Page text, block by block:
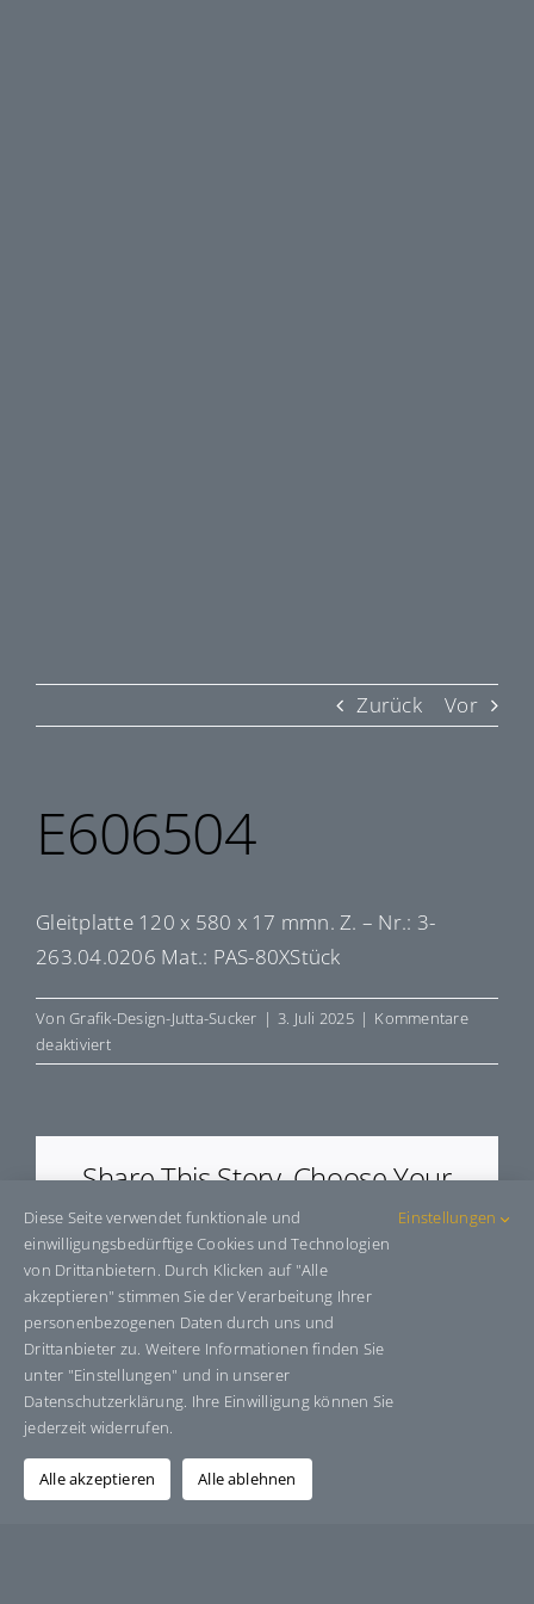
Zurück Vor
E606504
Gleitplatte 120 x 580 x 17 mmn. Z. – Nr.: 3-
263.04.0206 Mat.: PAS-80XStück
VonGrafik-Design-Jutta-Sucker | 3. Juli 2025 | Kommentare
deaktiviertfür
E606504
Share This Story, Choose Your
Platform!
Facebook Bluesky WhatsAppTelegram
E-
Mail
Über den Autor: Grafik-Design-Jutta-Sucker
Diese Seite verwendet funktionale und
einwilligungsbedürftige Cookies und Technologien
von Drittanbietern. Durch Klicken auf "Alle
akzeptieren" stimmen Sie der Verarbeitung Ihrer
personenbezogenen Daten durch uns und
Drittanbieter zu. Weitere Informationen finden Sie
unter "Einstellungen" und in unserer
Datenschutzerklärung. Ihre Einwilligung können Sie
jederzeit widerrufen.
Einstellungen
Alle akzeptieren Alle ablehnen